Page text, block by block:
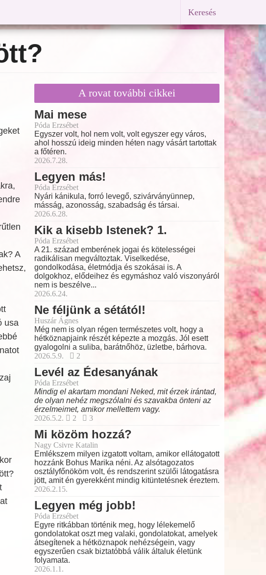
Keresés
A
usa
A rovat további cikkei
Mai mese
Póda Erzsébet
Egyszer volt, hol nem volt, volt egyszer egy város,
ahol hosszú ideig minden héten nagy vásárt tartottak
a főtéren.
2026.7.28.
Legyen más!
Póda Erzsébet
Nyári kánikula, forró levegő, szivárványünnep,
másság, azonosság, szabadság és társai.
2026.6.28.
Kik a kisebb Istenek? 1.
Póda Erzsébet
A 21. század emberének jogai és kötelességei
radikálisan megváltoztak. Viselkedése,
gondolkodása, életmódja és szokásai is. A
dolgokhoz, elődeihez és egymáshoz való viszonyáról
nem is beszélve...
2026.6.24.
Ne féljünk a sétától!
Huszár Ágnes
Még nem is olyan régen természetes volt, hogy a
hétköznapjaink részét képezte a mozgás. Jól esett
gyalogolni a suliba, barátnőhöz, üzletbe, bárhova.
2026.5.9.
2
Levél az Édesanyának
Póda Erzsébet
Mindig el akartam mondani Neked, mit érzek irántad,
de olyan nehéz megszólalni és szavakba önteni az
érzelmeimet, amikor mellettem vagy.
2026.5.2.
2 3
Mi közöm hozzá?
Nagy Csivre Katalin
Emlékszem milyen izgatott voltam, amikor ellátogatott
hozzánk Bohus Marika néni. Az alsótagozatos
osztályfőnököm volt, és rendszerint szülői látogatásra
jött, amit én gyerekként mindig kitüntetésnek éreztem.
2026.2.15.
Legyen még jobb!
Póda Erzsébet
Egyre ritkábban történik meg, hogy lélekemelő
gondolatokat oszt meg valaki, gondolatokat, amelyek
átsegítenek a hétköznapok nehézségein, vagy
egyszerűen csak biztatóbbá válik általuk életünk
folyamata.
2026.1.1.